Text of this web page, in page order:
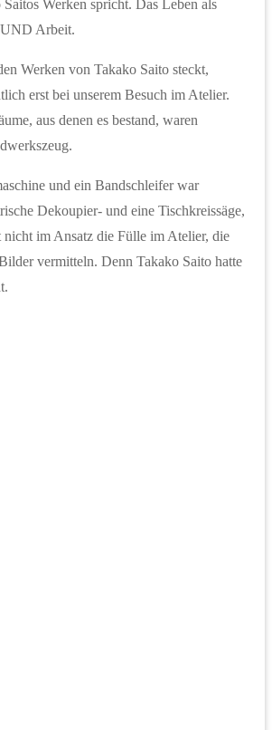
Saitos Werken spricht. Das Leben als
UND Arbeit.
Werken von Takako Saito steckt,
erst bei unserem Besuch im Atelier.
aus denen es bestand, waren
und ein Bandschleifer war
Dekoupier- und eine Tischkreissäge,
nicht im Ansatz die Fülle im Atelier, die
vermitteln. Denn Takako Saito hatte